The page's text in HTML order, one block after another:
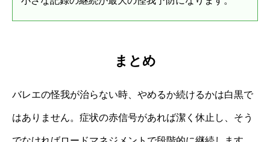
まとめ
バレエの怪我が治らない時、やめるか続けるかは白黒で
はありません。症状の赤信号があれば潔く休止し、そう